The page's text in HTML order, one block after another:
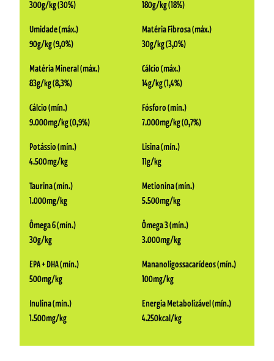
300g/kg (30%)
180g/kg (18%)
Umidade (máx.)
90g/kg (9,0%)
Matéria Fibrosa (máx.)
30g/kg (3,0%)
Matéria Mineral (máx.)
83g/kg (8,3%)
Cálcio (máx.)
14g/kg (1,4%)
Cálcio (mín.)
9.000mg/kg (0,9%)
Fósforo (mín.)
7.000mg/kg (0,7%)
Potássio (mín.)
4.500mg/kg
Lisina (mín.)
11g/kg
Taurina (mín.)
1.000mg/kg
Metionina (mín.)
5.500mg/kg
Ômega 6 (mín.)
30g/kg
Ômega 3 (mín.)
3.000mg/kg
EPA + DHA (mín.)
500mg/kg
Mananoligossacarídeos (mín.)
100mg/kg
Inulina (mín.)
1.500mg/kg
Energia Metabolizável (mín.)
4.250kcal/kg